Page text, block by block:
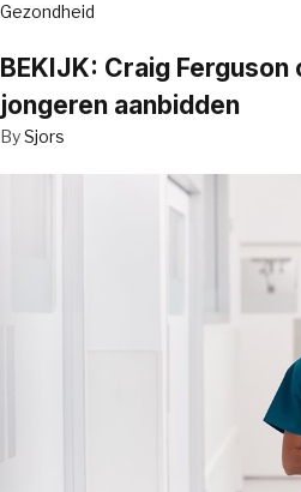
Gezondheid
BEKIJK: Craig
jongeren aanbidden
BySjors